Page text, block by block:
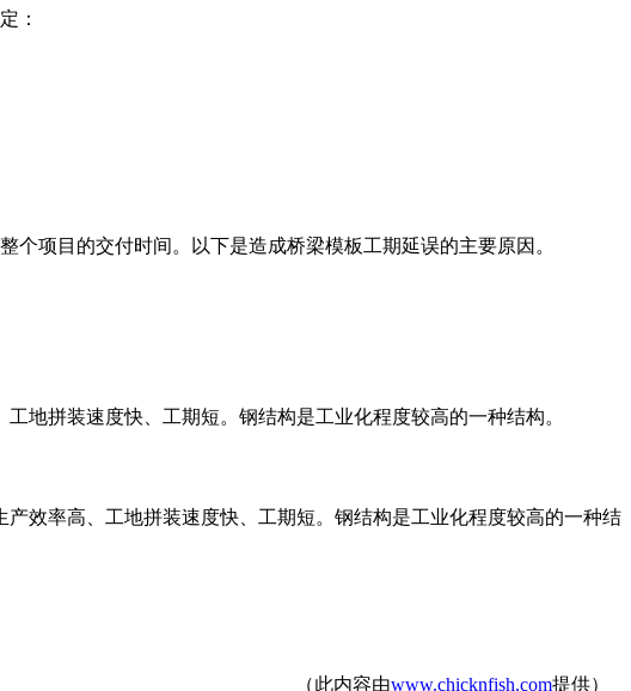
：
项目的交付时间。以下是造成桥梁模板工期延误的主要原因。
地拼装速度快、工期短。钢结构是工业化程度较高的一种结构。
效率高、工地拼装速度快、工期短。钢结构是工业化程度较高的一种结
（此内容由www.chicknfish.com提供）